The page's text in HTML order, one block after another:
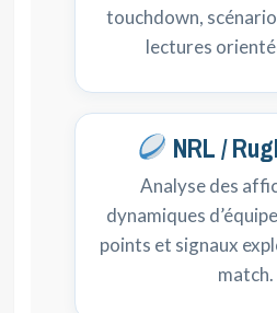
touchdown,
lectures
NRL /
Analyse des
dynamiques
points et signaux
match.